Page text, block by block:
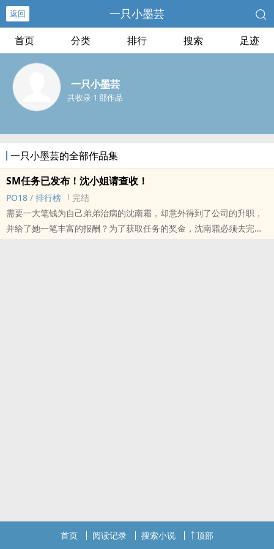
返回 一只小墨芸
首页 分类 排行 搜索 足迹
一只小墨芸
共收录 1 部作品
一只小墨芸的全部作品集
SM任务已发布！沈小姐请查收！
‍P‌‎O‎‌‌1‎8‎ / 排行榜
完结
需要一大笔钱为自己弟弟治病的沈南霜，却意外得到了公司的升职，
并给了她一笔丰富的报酬？为了获取任务的奖金，沈南霜必须去完成
首页 阅读记录 搜索小说 顶部